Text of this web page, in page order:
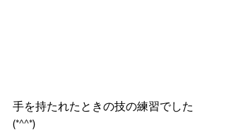
手を持たれたときの技の練習でした
(*^^*)